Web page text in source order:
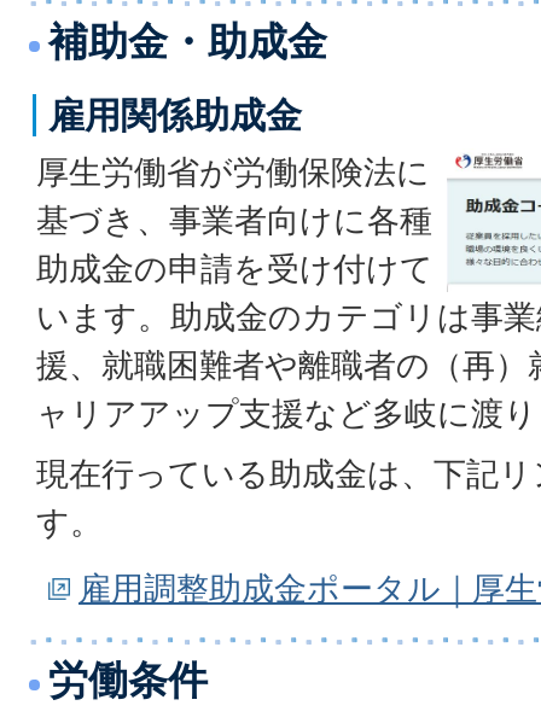
補助金・助成金
雇用関係助成金
厚生労働省が労働保険法に
基づき、事業者向けに各種
助成金の申請を受け付けて
います。助成金のカテゴリは事
援、就職困難者や離職者の（再
ャリアアップ支援など多岐に渡
現在行っている助成金は、下記
す。
雇用調整助成金ポータル｜厚
労働条件